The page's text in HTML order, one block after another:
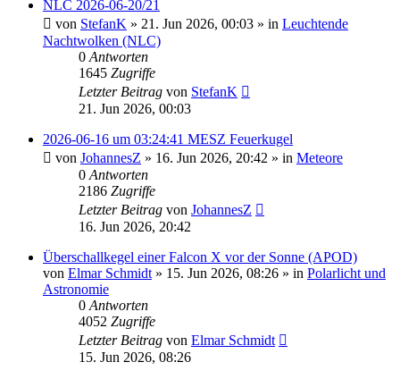
NLC 2026-06-20/21
von StefanK » 21. Jun 2026, 00:03 » in Leuchtende
Nachtwolken (NLC)
0 Antworten
1645 Zugriffe
Letzter Beitrag von StefanK
21. Jun 2026, 00:03
2026-06-16 um 03:24:41 MESZ Feuerkugel
von JohannesZ » 16. Jun 2026, 20:42 » in Meteore
0 Antworten
2186 Zugriffe
Letzter Beitrag von JohannesZ
16. Jun 2026, 20:42
Überschallkegel einer Falcon X vor der Sonne (APOD)
von Elmar Schmidt » 15. Jun 2026, 08:26 » in Polarlicht und
Astronomie
0 Antworten
4052 Zugriffe
Letzter Beitrag von Elmar Schmidt
15. Jun 2026, 08:26